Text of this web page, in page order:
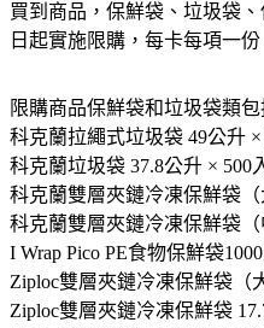
日起實施限購，每卡每項一份
科克蘭拉繩式垃圾袋 49公升 ×
科克蘭垃圾袋 37.8公升 × 500
科克蘭雙層夾鏈冷凍保鮮袋（
科克蘭雙層夾鏈冷凍保鮮袋（
I Wrap Pico PE食物保鮮袋
Ziploc雙層夾鏈冷凍保鮮袋（
Ziploc雙層夾鏈冷凍保鮮袋
Ziploc拉鍊式保鮮夾鏈袋 166